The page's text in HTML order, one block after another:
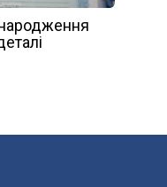
народження